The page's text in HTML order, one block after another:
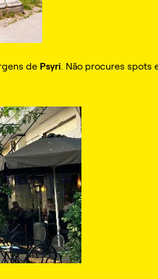
dePsyri. Não procures spots